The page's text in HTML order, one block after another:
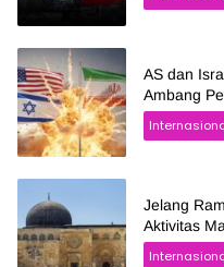
AS dan
Ambang
Jelang
Aktivitas